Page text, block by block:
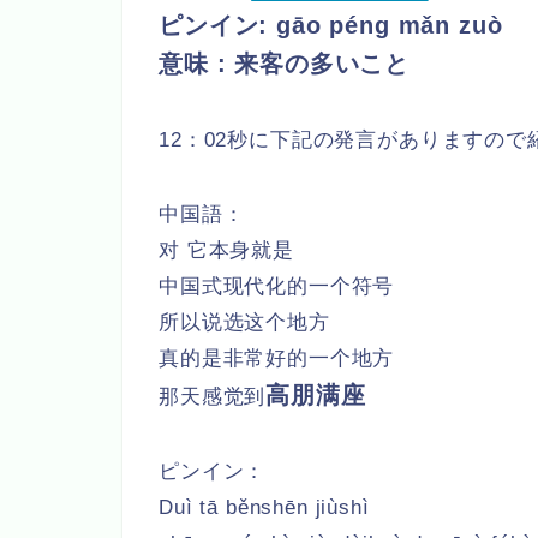
ピンイン: gāo péng mǎn zuò
意味 : 来客の多いこと
12：02秒に下記の発言がありますので
中国語：
对 它本身就是
中国式现代化的一个符号
所以说选这个地方
真的是非常好的一个地方
那天感觉到 高朋满座
ピンイン：
Duì tā běnshēn jiùshì